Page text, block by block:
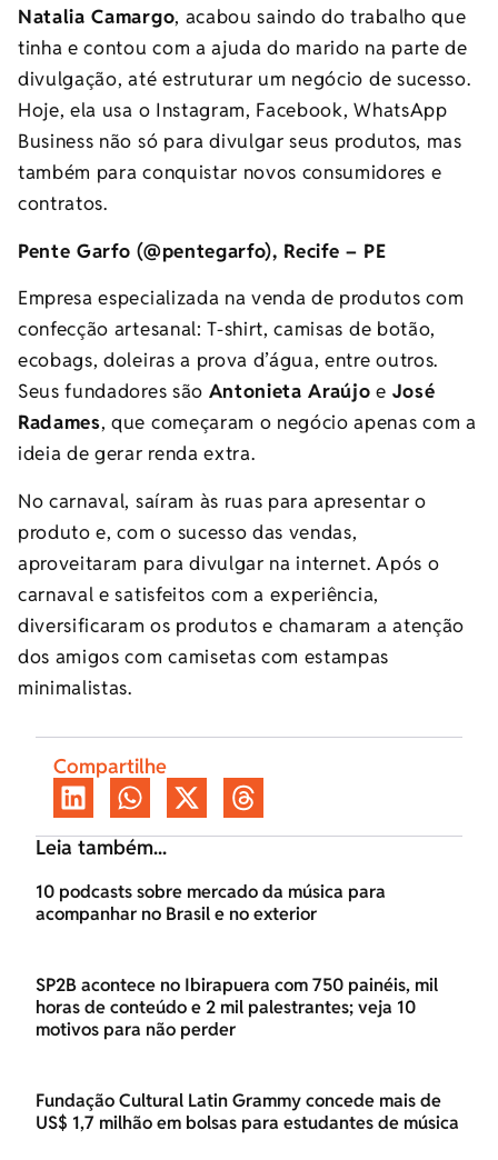
Natalia Camargo, acabou saindo do trabalho que
tinha e contou com a ajuda do marido na parte de
divulgação, até estruturar um negócio de sucesso.
Hoje, ela usa o Instagram, Facebook, WhatsApp
Business não só para divulgar seus produtos, mas
também para conquistar novos consumidores e
contratos.
Pente Garfo (@pentegarfo), Recife – PE
Empresa especializada na venda de produtos com
confecção artesanal: T-shirt, camisas de botão,
ecobags, doleiras a prova d’água, entre outros.
Seus fundadores são Antonieta Araújo e José
Radames, que começaram o negócio apenas com a
ideia de gerar renda extra.
No carnaval, saíram às ruas para apresentar o
produto e, com o sucesso das vendas,
aproveitaram para divulgar na internet. Após o
carnaval e satisfeitos com a experiência,
diversificaram os produtos e chamaram a atenção
dos amigos com camisetas com estampas
minimalistas.
Compartilhe
Leia também...
10 podcasts sobre mercado da música para
acompanhar no Brasil e no exterior
SP2B acontece no Ibirapuera com 750 painéis, mil
horas de conteúdo e 2 mil palestrantes; veja 10
motivos para não perder
Fundação Cultural Latin Grammy concede mais de
US$ 1,7 milhão em bolsas para estudantes de música